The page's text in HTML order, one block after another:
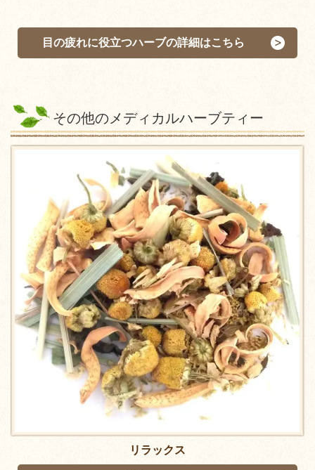
目の疲れに役立つハーブの詳細はこちら
その他のメディカルハーブティー
リラックス